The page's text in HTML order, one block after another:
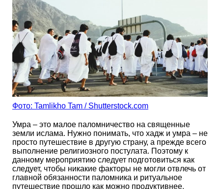
Фото: Tamlikho Tam / Shutterstock.com
Умра – это малое паломничество на священные
земли ислама. Нужно понимать, что хадж и умра – не
просто путешествие в другую страну, а прежде всего
выполнение религиозного постулата. Поэтому к
данному мероприятию следует подготовиться как
следует, чтобы никакие факторы не могли отвлечь от
главной обязанности паломника и ритуальное
путешествие прошло как можно продуктивнее.